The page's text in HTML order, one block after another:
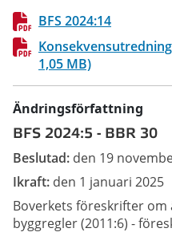
BFS 2024:14
Konsekvensutredning
1,05 MB)
Ändringsförfattning
BFS 2024:5 - BBR 30
Beslutad: den 19
Ikraft: den 1 januari 2025
Boverkets föreskrifter om
byggregler (2011:6) -